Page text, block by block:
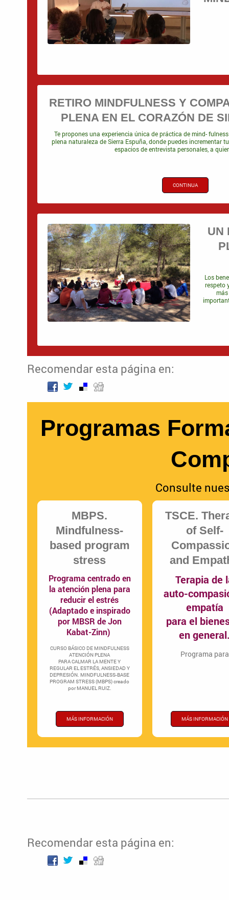
RETIRO MINDFULNESS Y
PLENA EN EL CORAZÓN DE
Te propones una experiencia única de práctica de mind-
plena naturaleza de Sierra Espuña, donde puedes incrementar
espacios de entrevista personales, a
CONTINUA
UN
Los
respeto
Recomendar esta página en:
Programas
Consulte
MBPS.
Mindfulness-
based program
stress
Programa centrado en
la atención plena para
reducir el estrés
(Adaptado e inspirado
por MBSR de Jon
Kabat-Zinn)
CURSO BÁSICO DE MINDFULNESS
ATENCIÓN PLENA
PARA CALMAR LA MENTE Y
REGULAR EL ESTRÉS, ANSIEDAD Y
DEPRESIÓN. MINDFULNESS-BASE
PROGRAM STRESS (MBPS) creado
por MANUEL RUIZ.
MÁS INFORMACIÓN
TSCE.
of Self-
and
Terapia de
auto-
empatía
para el
en
Programa para
MÁS INFORMACIÓN
Recomendar esta página en: